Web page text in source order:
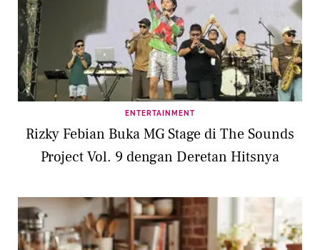
ENTERTAINMENT
Rizky Febian Buka MG Stage di The Sounds
Project Vol. 9 dengan Deretan Hitsnya